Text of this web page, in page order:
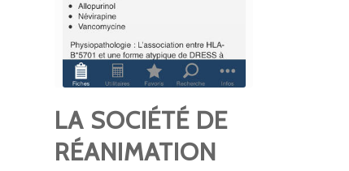
LA SOCIÉTÉ DE
RÉANIMATION